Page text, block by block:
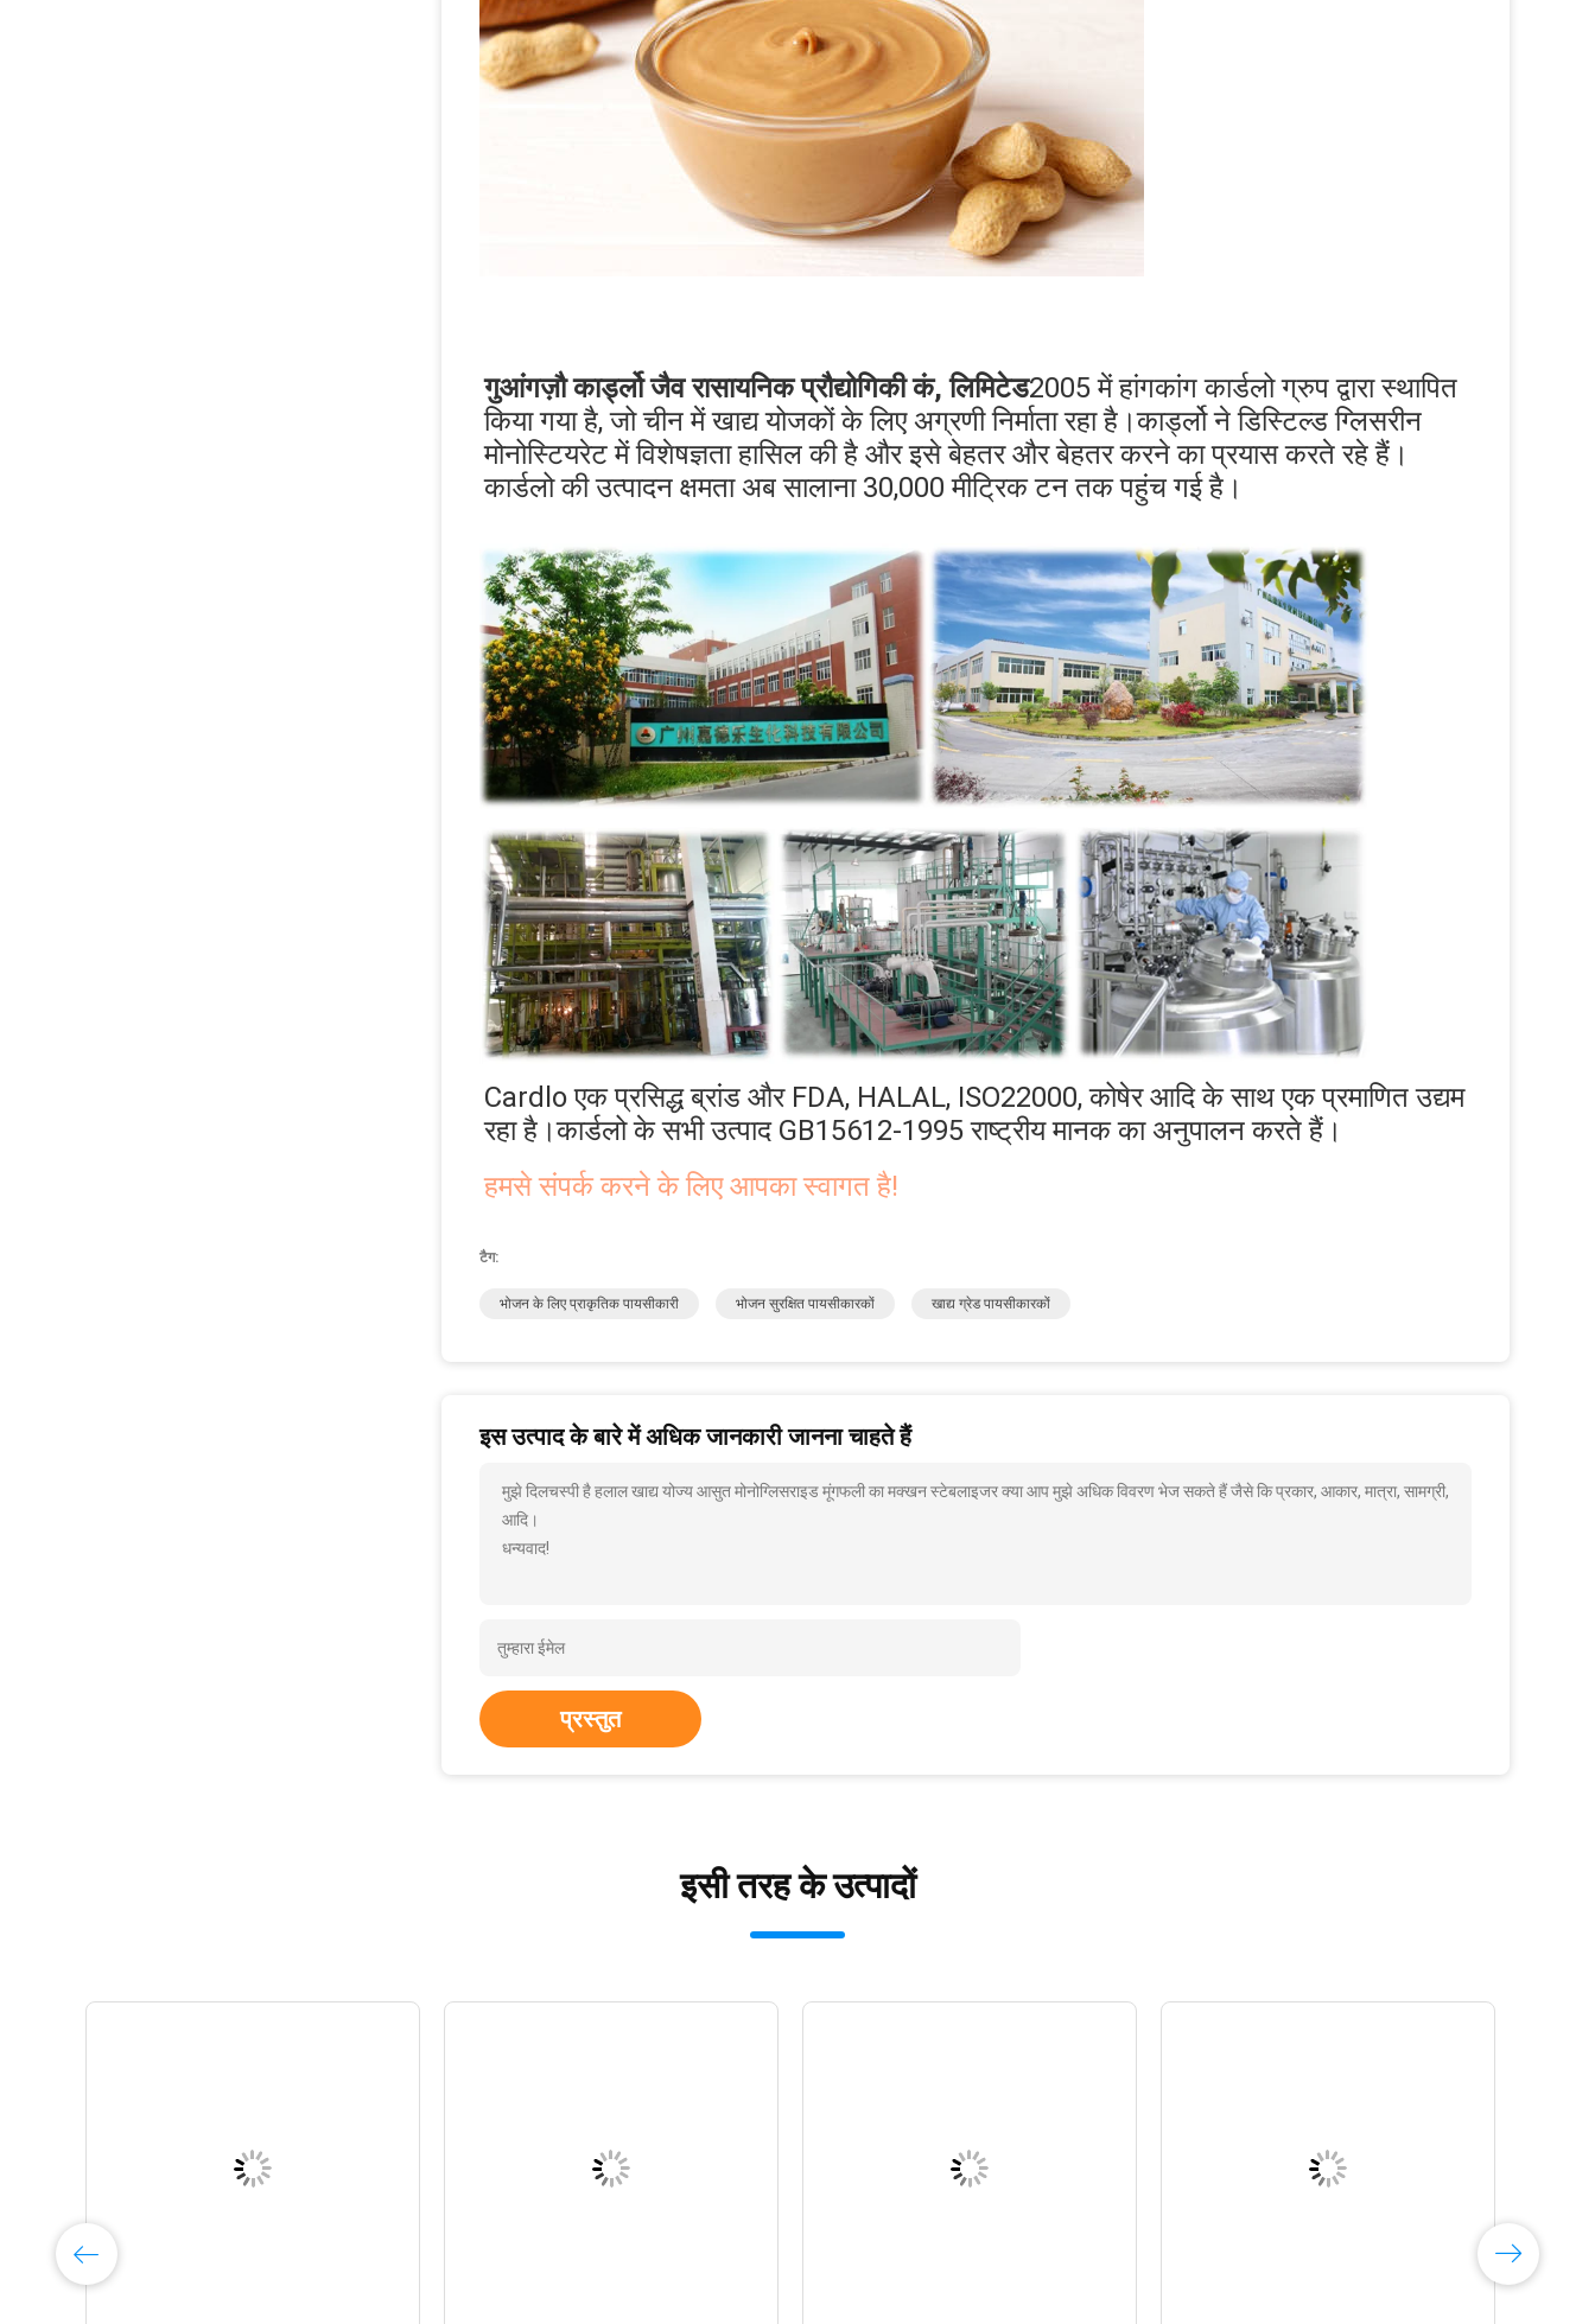
गुआंगज़ौ कार्ड्लो जैव रासायनिक प्रौद्योगिकी कं, लिमिटेड2005 में हांगकांग कार्डलो ग्रुप द्वारा स्थापित
किया गया है, जो चीन में खाद्य योजकों के लिए अग्रणी निर्माता रहा है।कार्ड्लो ने डिस्टिल्ड ग्लिसरीन
मोनोस्टियरेट में विशेषज्ञता हासिल की है और इसे बेहतर और बेहतर करने का प्रयास करते रहे हैं।
कार्डलो की उत्पादन क्षमता अब सालाना 30,000 मीट्रिक टन तक पहुंच गई है।
Cardlo एक प्रसिद्ध ब्रांड और FDA, HALAL, ISO22000, कोषेर आदि के साथ एक प्रमाणित उद्यम
रहा है।कार्डलो के सभी उत्पाद GB15612-1995 राष्ट्रीय मानक का अनुपालन करते हैं।
हमसे संपर्क करने के लिए आपका स्वागत है!
टैग:
भोजन के लिए प्राकृतिक पायसीकारी भोजन सुरक्षित पायसीकारकों खाद्य ग्रेड पायसीकारकों
इस उत्पाद के बारे में अधिक जानकारी जानना चाहते हैं
मुझे दिलचस्पी है हलाल खाद्य योज्य आसुत मोनोग्लिसराइड मूंगफली का मक्खन स्टेबलाइजर क्या आप मुझे अधिक विवरण भेज सकते हैं जैसे कि प्रकार, आकार, मात्रा, सामग्री,
आदि।
धन्यवाद!
प्रस्तुत
इसी तरह के उत्पादों